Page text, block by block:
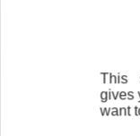
This
gives
want